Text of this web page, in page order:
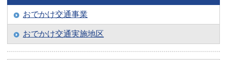
おでかけ交通事業
おでかけ交通実施地区